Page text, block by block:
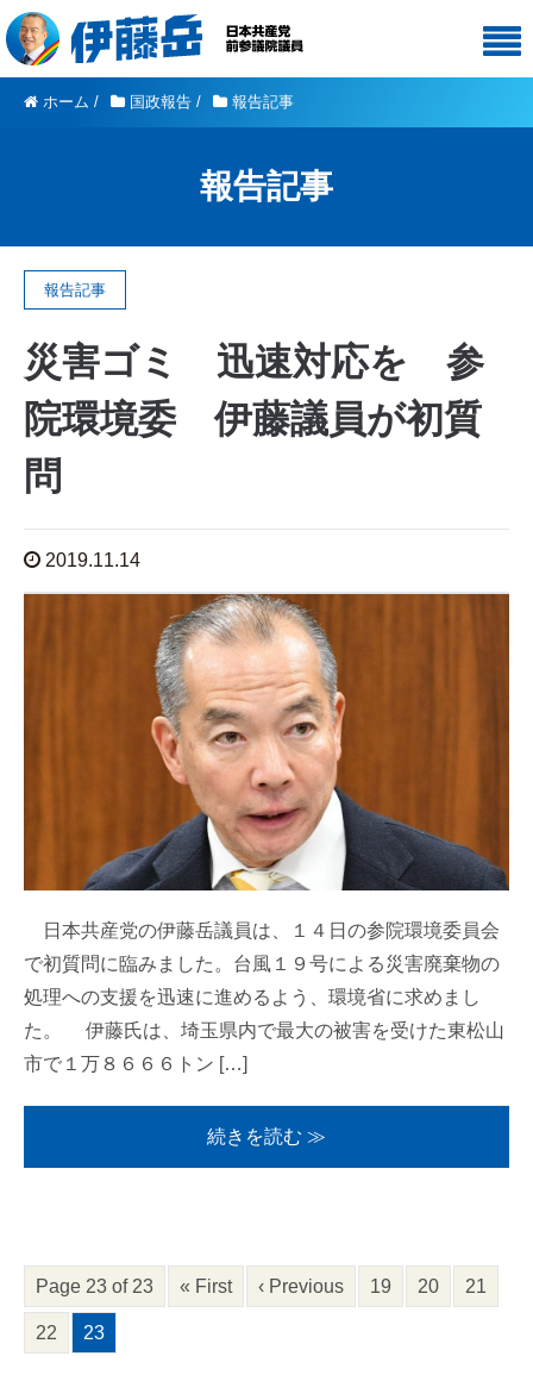
ホーム / 国政報告 / 報告記事
報告記事
報告記事
災害ゴミ 迅速対応を 参
院環境委 伊藤議員が初質
問
2019.11.14
日本共産党の伊藤岳議員は、１４日の参院環境委員会
で初質問に臨みました。台風１９号による災害廃棄物の
処理への支援を迅速に進めるよう、環境省に求めまし
た。 伊藤氏は、埼玉県内で最大の被害を受けた東松山
市で１万８６６６トン […]
続きを読む ≫
Page 23 of 23 « First ‹ Previous 19 20 21
22 23